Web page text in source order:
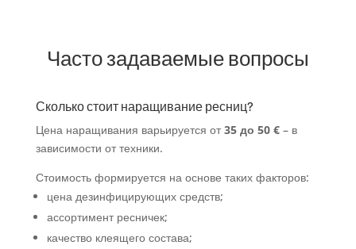
Часто задаваемые вопросы
Сколько стоит наращивание ресниц?
Цена наращивания варьируется от35 до 50 €– в
зависимости от техники.
Стоимость формируется на основе таких факторов:
цена дезинфицирующих средств;
ассортимент ресничек;
качество клеящего состава;